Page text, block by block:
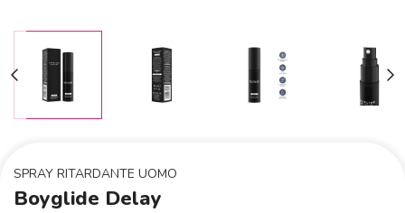
SPRAY RITARDANTE UOMO
Boyglide Delay